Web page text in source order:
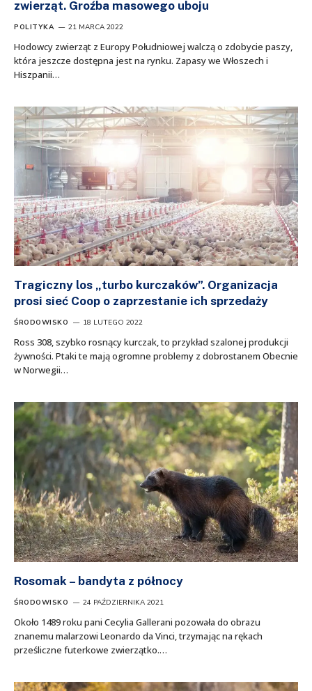
zwierząt. Groźba masowego uboju
POLITYKA 21 MARCA 2022
Hodowcy zwierząt z Europy Południowej walczą o zdobycie paszy,
która jeszcze dostępna jest na rynku. Zapasy we Włoszech i
Hiszpanii…
Tragiczny los „turbo kurczaków”. Organizacja
prosi sieć Coop o zaprzestanie ich sprzedaży
ŚRODOWISKO 18 LUTEGO 2022
Ross 308, szybko rosnący kurczak, to przykład szalonej produkcji
żywności. Ptaki te mają ogromne problemy z dobrostanem Obecnie
w Norwegii…
Rosomak – bandyta z północy
ŚRODOWISKO 24 PAŹDZIERNIKA 2021
Około 1489 roku pani Cecylia Gallerani pozowała do obrazu
znanemu malarzowi Leonardo da Vinci, trzymając na rękach
prześliczne futerkowe zwierzątko.…